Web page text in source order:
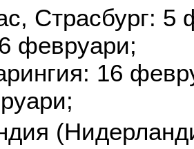
Страсбург:
февруари;
16